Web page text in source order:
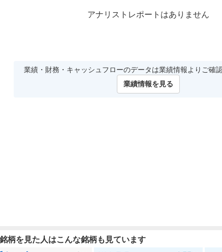
アナリストレポートはありません
業績・財務・キャッシュフローのデータは業績情報よりご確
業績情報を見る
柄を見た人はこんな銘柄も見ています